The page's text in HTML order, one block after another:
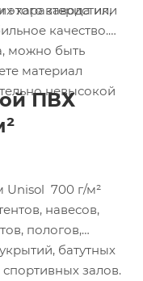
завода или
характеристик,
качество.
можно быть
материал
невысокой
ПВХ
Unisol 700 г/м²
навесов,
пологов,
батутных
залов.